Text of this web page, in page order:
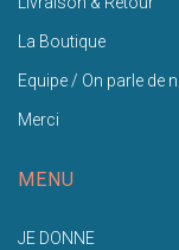
La Boutique
Equipe / On parle de
Merci
MENU
JE DONNE